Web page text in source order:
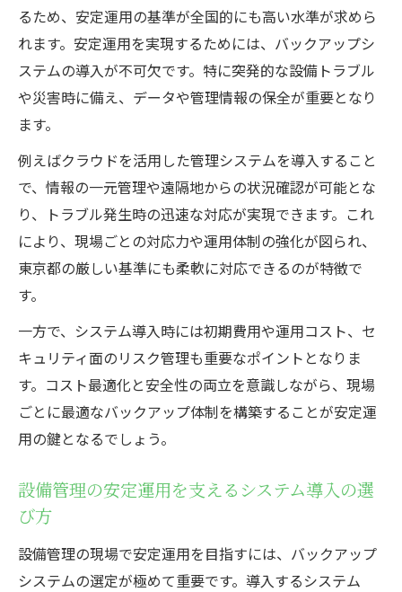
るため、安定運用の基準が全国的にも高い水準が求めら
れます。安定運用を実現するためには、バックアップシ
ステムの導入が不可欠です。特に突発的な設備トラブル
や災害時に備え、データや管理情報の保全が重要となり
ます。
例えばクラウドを活用した管理システムを導入すること
で、情報の一元管理や遠隔地からの状況確認が可能とな
り、トラブル発生時の迅速な対応が実現できます。これ
により、現場ごとの対応力や運用体制の強化が図られ、
東京都の厳しい基準にも柔軟に対応できるのが特徴で
す。
一方で、システム導入時には初期費用や運用コスト、セ
キュリティ面のリスク管理も重要なポイントとなりま
す。コスト最適化と安全性の両立を意識しながら、現場
ごとに最適なバックアップ体制を構築することが安定運
用の鍵となるでしょう。
設備管理の安定運用を支えるシステム導入の選
び方
設備管理の現場で安定運用を目指すには、バックアップ
システムの選定が極めて重要です。導入するシステム